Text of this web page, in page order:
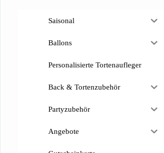
Saisonal
Ballons
Personalisierte Tortenaufleger
Back & Tortenzubehör
Partyzubehör
Angebote